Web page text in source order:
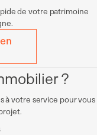
de votre patrimoine
?
à votre service pour vous